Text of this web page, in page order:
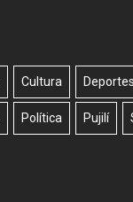
Cultura Deportes
Política Pujilí